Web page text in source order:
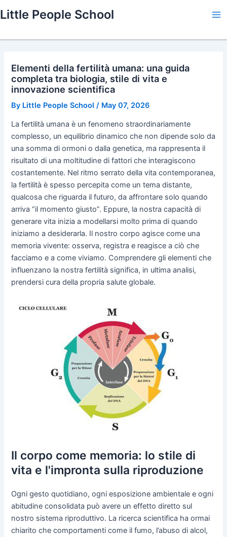
to
Little People School
Elementi della fertilità umana: una guida
completa tra biologia, stile di vita e
innovazione scientifica
By Little People School / May 07, 2026
La fertilità umana è un fenomeno straordinariamente
complesso, un equilibrio dinamico che non dipende solo da
una somma di ormoni o dalla genetica, ma rappresenta il
risultato di una moltitudine di fattori che interagiscono
costantemente. Nel ritmo serrato della vita contemporanea,
la fertilità è spesso percepita come un tema distante,
qualcosa che riguarda il futuro, da affrontare solo quando
arriva “il momento giusto”. Eppure, la nostra capacità di
generare vita inizia a modellarsi molto prima di quando
iniziamo a desiderarla. Il nostro corpo agisce come una
memoria vivente: osserva, registra e reagisce a ciò che
facciamo e a come viviamo. Comprendere gli elementi che
influenzano la nostra fertilità significa, in ultima analisi,
prendersi cura della propria salute globale.
Il corpo come memoria: lo stile di
vita e l'impronta sulla riproduzione
Ogni gesto quotidiano, ogni esposizione ambientale e ogni
abitudine consolidata può avere un effetto diretto sul
nostro sistema riproduttivo. La ricerca scientifica ha ormai
chiarito che comportamenti come il fumo, l’abuso di alcol,